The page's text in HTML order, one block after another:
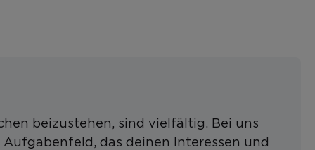
beizustehen, sind vielfältig. Bei uns
das deinen Interessen und